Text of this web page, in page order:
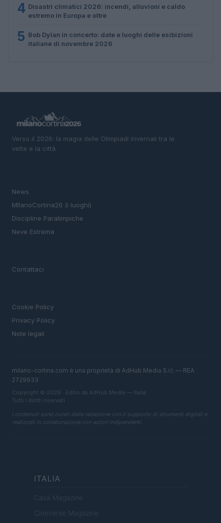
4 Disastri climatici 2026: incendi, alluvioni e caldo
estremo in Europa e oltre
5 Bob Dylan in concerto: date e luoghi delle esibizioni
italiane di novembre 2026
Verso il 2026: la magia delle Olimpiadi invernali tra le
vette e la città.
News
MIlanoCortina26 (i luoghi)
Discipline Paralimpiche
Neve Estrema
Contattaci
Cookie Policy
Privacy Policy
Note legali
milano-cortina.com è una proprietà di AdHub Media S.r.l. — REA
2729933
Copyright © 2026 · Edito da AdHub Media — Italia
Tutti i diritti riservati
I contenuti sono curati dalla redazione con il supporto di strumenti digitali e
realizzati in collaborazione con autori indipendenti.
ITALIA
Casa Magazine
Cineverse Magazine